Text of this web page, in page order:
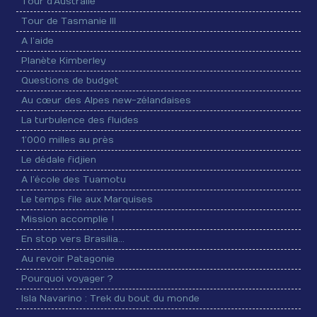
Tour de Tasmanie III
A l’aide
Planète Kimberley
Questions de budget
Au cœur des Alpes new-zélandaises
La turbulence des fluides
1’000 milles au près
Le dédale fidjien
A l’école des Tuamotu
Le temps file aux Marquises
Mission accomplie !
En stop vers Brasilia…
Au revoir Patagonie
Pourquoi voyager ?
Isla Navarino : Trek du bout du monde